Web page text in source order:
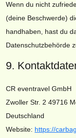
Wenn du nicht
(deine Beschwerde)
handhaben, hast du
Datenschutzbehörde
9.
CR eventravel GmbH
Zwoller Str. 2 49716
Deutschland
Website: https://